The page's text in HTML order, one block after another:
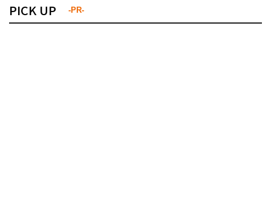
PICK UP -PR-